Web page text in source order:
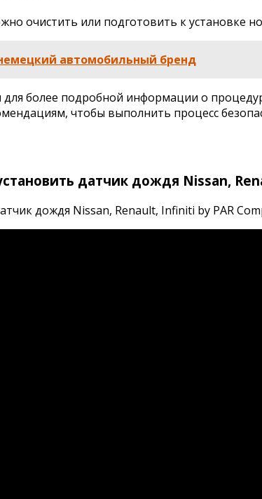
очистить или подготовить к установке
автомобильный бренд
более подробной информации о
чтобы выполнить процесс
датчик дождя Nissan,
дождя Nissan, Renault, Infiniti by PAR